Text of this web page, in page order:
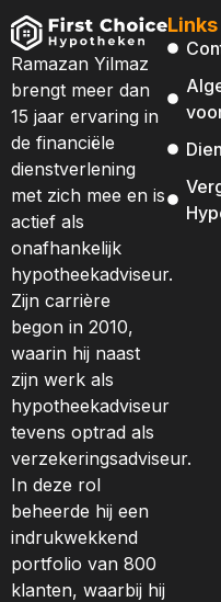
Ramazan Yilmaz
brengt meer dan
15 jaar ervaring in
de financiële
dienstverlening
met zich mee en is
actief als
onafhankelijk
hypotheekadviseur.
Zijn carrière
begon in 2010,
waarin hij naast
zijn werk als
hypotheekadviseur
tevens optrad als
verzekeringsadviseur.
In deze rol
beheerde hij een
indrukwekkend
portfolio van 800
klanten, waarbij hij
Links